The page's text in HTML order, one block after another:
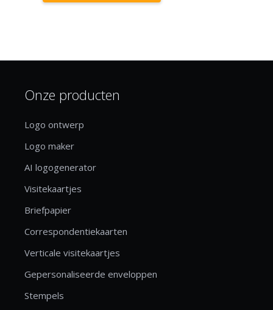
Onze producten
Logo ontwerp
Logo maker
AI logogenerator
Visitekaartjes
Briefpapier
Correspondentiekaarten
Verticale visitekaartjes
Gepersonaliseerde enveloppen
Stempels